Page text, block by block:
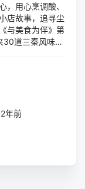
，用心烹调酸、
店故事，追寻尘
与美食为伴》第
道三秦风味与
年前